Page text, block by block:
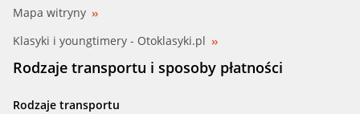
Mapa witryny
Klasyki i youngtimery - Otoklasyki.pl
Rodzaje transportu i sposoby płatności
Rodzaje transportu